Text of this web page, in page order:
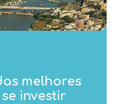
melhores
investir